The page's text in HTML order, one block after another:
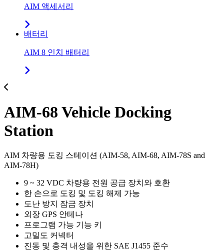
AIM 액세서리
배터리
AIM 8 인치 배터리
AIM-68 Vehicle Docking
Station
AIM 차량용 도킹 스테이션 (AIM-58, AIM-68, AIM-78S and
AIM-78H)
9 ~ 32 VDC 차량용 전원 공급 장치와 호환
한 손으로 도킹 및 도킹 해제 가능
도난 방지 잠금 장치
외장 GPS 안테나
프로그램 가능 기능 키
고밀도 커넥터
진동 및 충격 내성을 위한 SAE J1455 준수